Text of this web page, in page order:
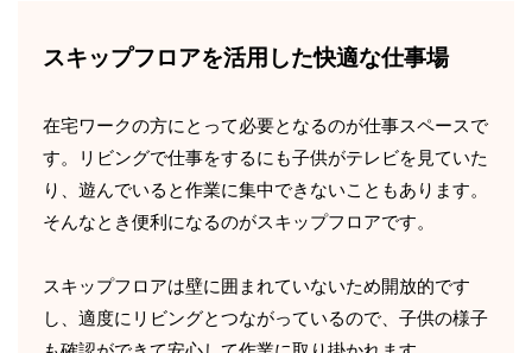
スキップフロアを活用した快適な仕事場
在宅ワークの方にとって必要となるのが仕事スペースで
す。リビングで仕事をするにも子供がテレビを見ていた
り、遊んでいると作業に集中できないこともあります。
そんなとき便利になるのがスキップフロアです。
スキップフロアは壁に囲まれていないため開放的です
し、適度にリビングとつながっているので、子供の様子